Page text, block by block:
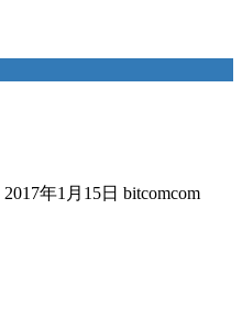
2017年1月15日 bitcomcom